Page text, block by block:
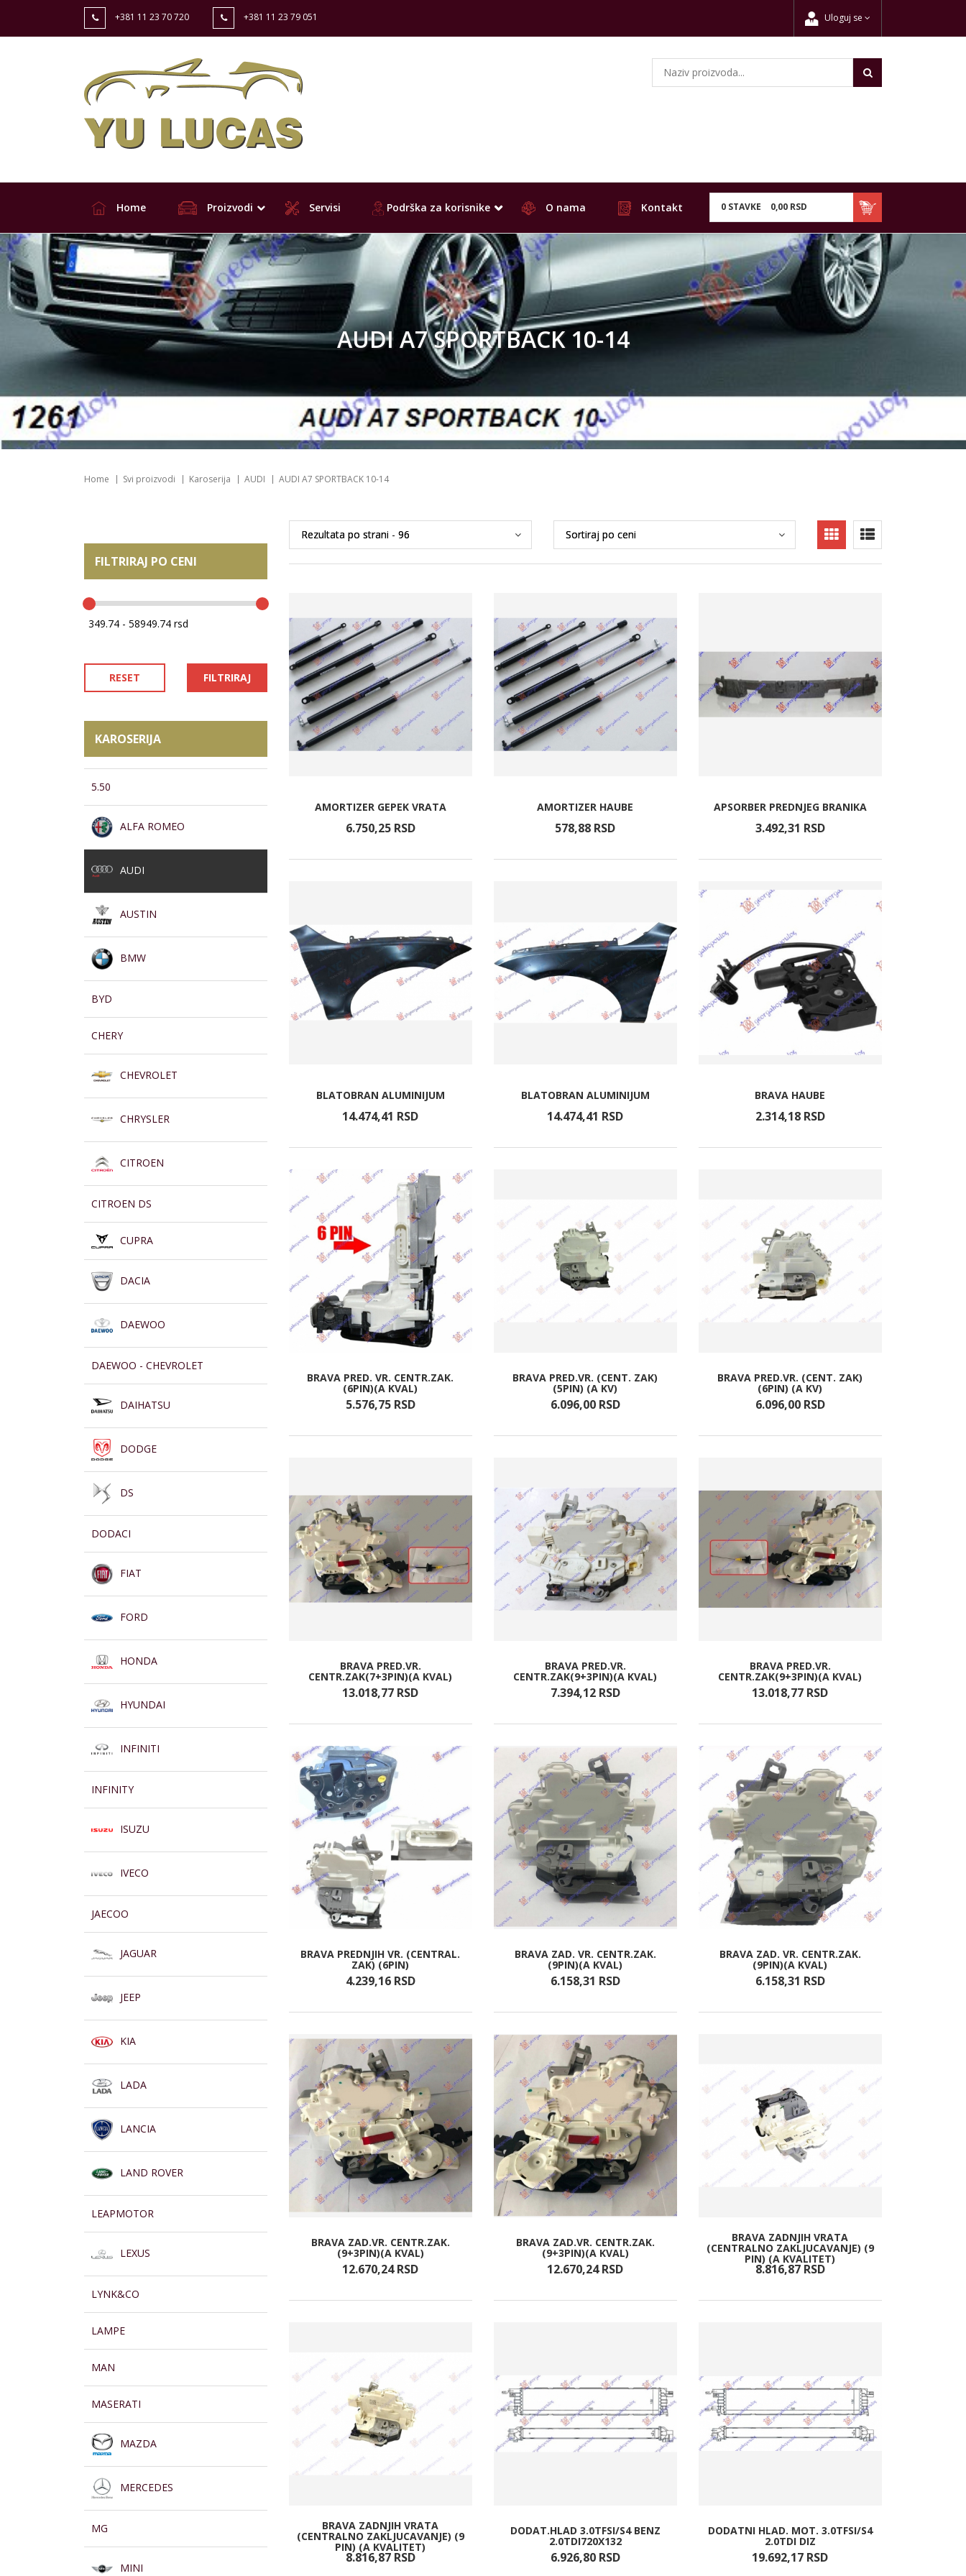
+381 11 23 70 720 +381 11 23 79 051 Uloguj se
0 STAVKE 0,00 RSD
Home Proizvodi Servisi Podrška za korisnike O nama Kontakt
AUDI A7 SPORTBACK 10-14
Home Svi proizvodi Karoserija AUDI AUDI A7 SPORTBACK 10-14
FILTRIRAJ PO CENI
RESET FILTRIRAJ
KAROSERIJA
5.50
ALFA ROMEO
AUDI
AUSTIN
BMW
BYD
CHERY
CHEVROLET
CHRYSLER
CITROEN
CITROEN DS
CUPRA
DACIA
DAEWOO
DAEWOO - CHEVROLET
DAIHATSU
DODGE
DS
DODACI
FIAT
FORD
HONDA
HYUNDAI
INFINITI
INFINITY
ISUZU
IVECO
JAECOO
JAGUAR
JEEP
KIA
LADA
LANCIA
LAND ROVER
LEAPMOTOR
LEXUS
LYNK&CO
LAMPE
MAN
MASERATI
MAZDA
MERCEDES
MG
MINI
AMORTIZER GEPEK VRATA
6.750,25 RSD
AMORTIZER HAUBE
578,88 RSD
APSORBER PREDNJEG BRANIKA
3.492,31 RSD
BLATOBRAN ALUMINIJUM
14.474,41 RSD
BLATOBRAN ALUMINIJUM
14.474,41 RSD
BRAVA HAUBE
2.314,18 RSD
BRAVA PRED. VR. CENTR.ZAK.
(6PIN)(A KVAL)
5.576,75 RSD
BRAVA PRED.VR. (CENT. ZAK)
(5PIN) (A KV)
6.096,00 RSD
BRAVA PRED.VR. (CENT. ZAK)
(6PIN) (A KV)
6.096,00 RSD
BRAVA PRED.VR.
CENTR.ZAK(7+3PIN)(A KVAL)
13.018,77 RSD
BRAVA PRED.VR.
CENTR.ZAK(9+3PIN)(A KVAL)
7.394,12 RSD
BRAVA PRED.VR.
CENTR.ZAK(9+3PIN)(A KVAL)
13.018,77 RSD
BRAVA PREDNJIH VR. (CENTRAL.
ZAK) (6PIN)
4.239,16 RSD
BRAVA ZAD. VR. CENTR.ZAK.
(9PIN)(A KVAL)
6.158,31 RSD
BRAVA ZAD. VR. CENTR.ZAK.
(9PIN)(A KVAL)
6.158,31 RSD
BRAVA ZAD.VR. CENTR.ZAK.
(9+3PIN)(A KVAL)
12.670,24 RSD
BRAVA ZAD.VR. CENTR.ZAK.
(9+3PIN)(A KVAL)
12.670,24 RSD
BRAVA ZADNJIH VRATA
(CENTRALNO ZAKLJUCAVANJE) (9
PIN) (A KVALITET)
8.816,87 RSD
BRAVA ZADNJIH VRATA
(CENTRALNO ZAKLJUCAVANJE) (9
PIN) (A KVALITET)
8.816,87 RSD
DODAT.HLAD 3.0TFSI/S4 BENZ
2.0TDI720X132
6.926,80 RSD
DODATNI HLAD. MOT. 3.0TFSI/S4
2.0TDI DIZ
19.692,17 RSD